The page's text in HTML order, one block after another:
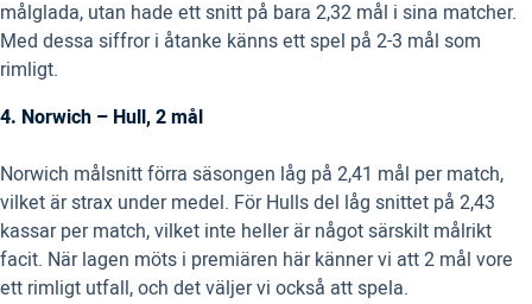
målglada, utan hade ett snitt på bara 2,32 mål i sina matcher.
Med dessa siffror i åtanke känns ett spel på 2-3 mål som
rimligt.
4. Norwich – Hull, 2 mål
Norwich målsnitt förra säsongen låg på 2,41 mål per match,
vilket är strax under medel. För Hulls del låg snittet på 2,43
kassar per match, vilket inte heller är något särskilt målrikt
facit. När lagen möts i premiären här känner vi att 2 mål vore
ett rimligt utfall, och det väljer vi också att spela.